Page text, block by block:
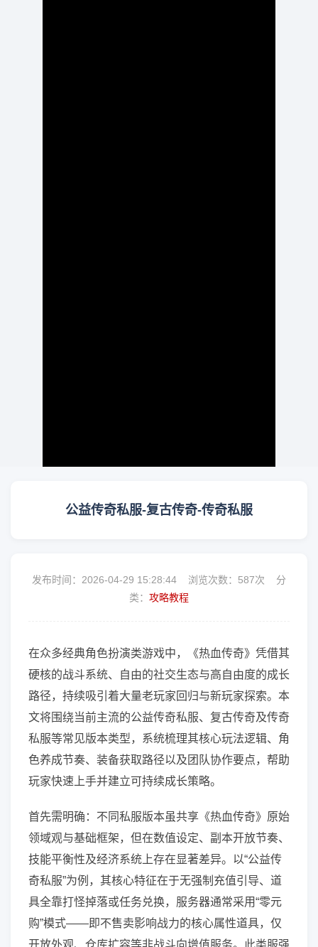
公益传奇私服-复古传奇-传奇私服
发布时间：2026-04-29 15:28:44 浏览次数： 587次 分
类： 攻略教程
在众多经典角色扮演类游戏中，《热血传奇》凭借其
硬核的战斗系统、自由的社交生态与高自由度的成长
路径，持续吸引着大量老玩家回归与新玩家探索。本
文将围绕当前主流的公益传奇私服、复古传奇及传奇
私服等常见版本类型，系统梳理其核心玩法逻辑、角
色养成节奏、装备获取路径以及团队协作要点，帮助
玩家快速上手并建立可持续成长策略。
首先需明确：不同私服版本虽共享《热血传奇》原始
领域观与基础框架，但在数值设定、副本开放节奏、
技能平衡性及经济系统上存在显著差异。以“公益传
奇私服”为例，其核心特征在于无强制充值引导、道
具全靠打怪掉落或任务兑换，服务器通常采用“零元
购”模式——即不售卖影响战力的核心属性道具，仅
开放外观、仓库扩容等非战斗向增值服务。此类服强